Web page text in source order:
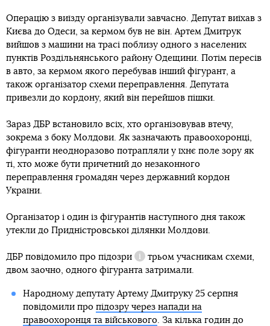
Операцію з виїзду організували завчасно. Депутат виїхав з
Києва до Одеси, за кермом був не він. Артем Дмитрук
вийшов з машини на трасі поблизу одного з населених
пунктів Роздільнянського району Одещини. Потім пересів
в авто, за кермом якого перебував інший фігурант, а
також організатор схеми переправлення. Депутата
привезли до кордону, який він перейшов пішки.
Зараз ДБР встановило всіх, хто організовував втечу,
зокрема з боку Молдови. Як зазначають правоохоронці,
фігуранти неодноразово потрапляли у їхнє поле зору як
ті, хто може бути причетний до незаконного
переправлення громадян через державний кордон
України.
Організатор і один із фігурантів наступного дня також
утекли до Придністровської ділянки Молдови.
ДБР повідомило про підозри
Довідка
трьом учасникам схеми,
двом заочно, одного фігуранта затримали.
Народному депутату Артему Дмитруку 25 серпня
повідомили про підозру через напади на
правоохоронця та військового. За кілька годин до